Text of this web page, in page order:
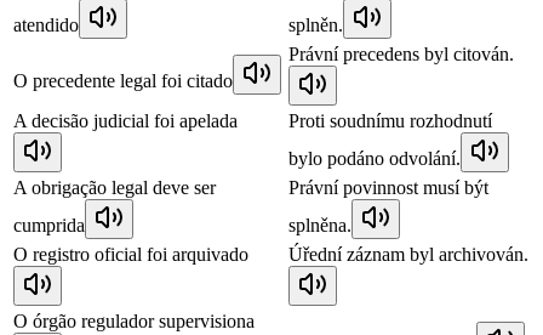
atendido
splněn.
O precedente legal foi citado
Právní precedens byl citován.
A decisão judicial foi apelada
Proti soudnímu rozhodnutí
bylo podáno odvolání.
A obrigação legal deve ser
cumprida
Právní povinnost musí být
splněna.
O registro oficial foi arquivado
Úřední záznam byl archivován.
O órgão regulador supervisiona